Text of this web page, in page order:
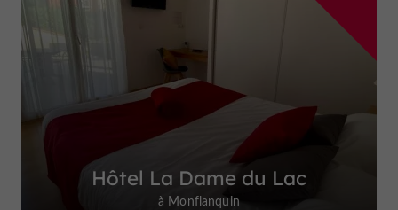
Hôtel La Dame du Lac
à Monflanquin